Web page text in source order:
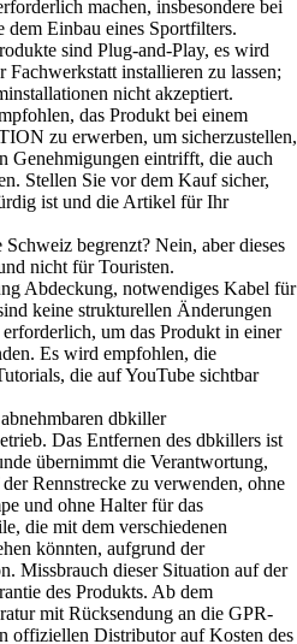
machen, insbesondere bei
Einbau eines Sportfilters.
sind Plug-and-Play, es wird
installieren zu lassen;
nicht akzeptiert.
das Produkt bei einem
zu erwerben, um sicherzustellen,
Genehmigungen eintrifft, die auch
Stellen Sie vor dem Kauf sicher,
ist und die Artikel für Ihr
begrenzt? Nein, aber dieses
nicht für Touristen.
Abdeckung, notwendiges Kabel für
keine strukturellen Änderungen
um das Produkt in einer
Es wird empfohlen, die
die auf YouTube sichtbar
dbkiller
Das Entfernen des dbkillers ist
übernimmt die Verantwortung,
Rennstrecke zu verwenden, ohne
und ohne Halter für das
die mit dem verschiedenen
könnten, aufgrund der
Missbrauch dieser Situation auf der
des Produkts. Ab dem
mit Rücksendung an die GPR-
offiziellen Distributor auf Kosten des